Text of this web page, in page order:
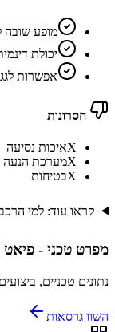
מופע שובה
יכולת
אפשרות
חסרונות
Xאיכות נסיעה
Xמערכת הנעה
Xבטיחות
קראו עוד: למי
מפרט טכני - פיאט 500
נתונים טכניים,
השוו גרסאות